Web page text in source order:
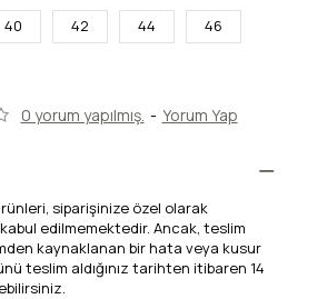
0 yorum yapılmış. - Yorum Yap
40 42 44 46
siparişinize özel olarak
edilmemektedir. Ancak, teslim
kaynaklanan bir hata veya kusur
teslim aldığınız tarihten itibaren 14